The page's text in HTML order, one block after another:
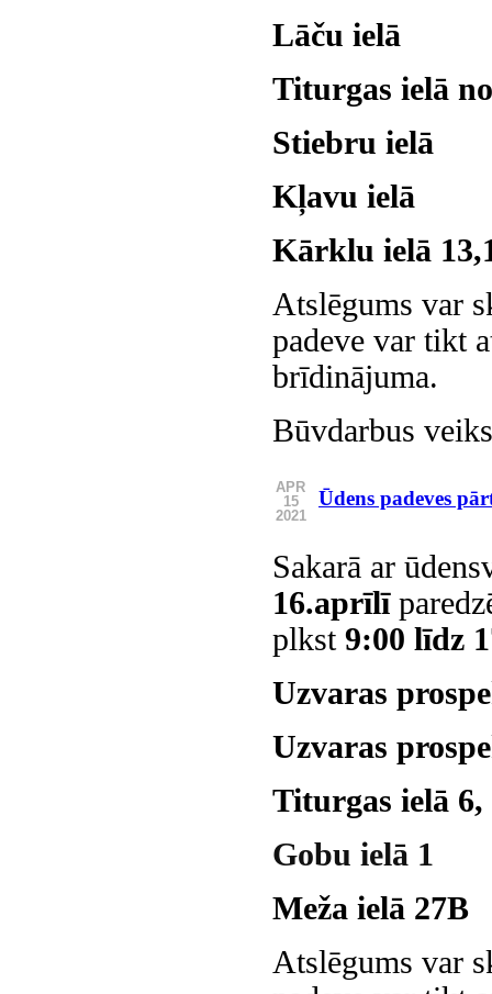
Lāču ielā
Titurgas ielā
Stiebru ielā
Kļavu ielā
Kārklu ielā
Atslēgums var
padeve var tikt
brīdinājuma.
Būvdarbus
APR
15
2021
Ūdens padeves
Sakarā ar
16.aprīlī
plkst 9:00 līdz
Uzvaras
Uzvaras
Titurgas ielā 6,
Gobu ielā 1
Meža ielā 27B
Atslēgums var